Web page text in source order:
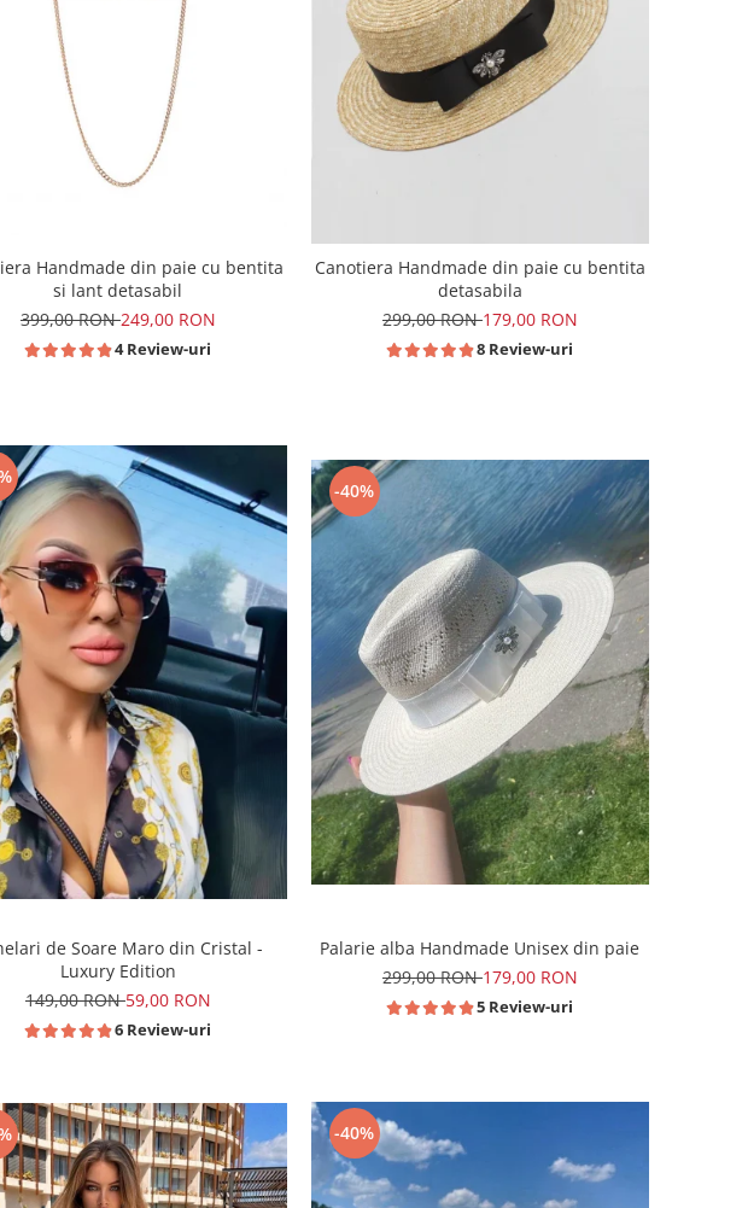
Handmade din paie cu bentita
si lant detasabil
399,00 RON249,00 RON
4 Review-uri
Canotiera Handmade din paie cu bentita
detasabila
299,00 RON179,00 RON
8 Review-uri
de Soare Maro din Cristal -
Luxury Edition
149,00 RON59,00 RON
6 Review-uri
-40%
Palarie alba Handmade Unisex din paie
299,00 RON179,00 RON
5 Review-uri
-40%